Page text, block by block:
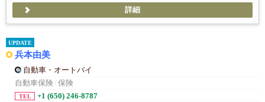
詳細
UPDATE
兵本由美
自動車・オートバイ
自動車保険/ 保険
TEL +1 (650) 246-8787